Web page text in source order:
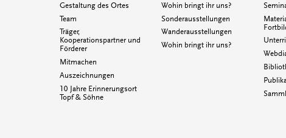
Gestaltung des Ortes
Team
Träger,
Kooperationspartner und
Förderer
Mitmachen
Auszeichnungen
10 Jahre Erinnerungsort
Topf & Söhne
Wohin bringt ihr uns?
Sonderausstellungen
Wanderausstellungen
Wohin bringt ihr uns?